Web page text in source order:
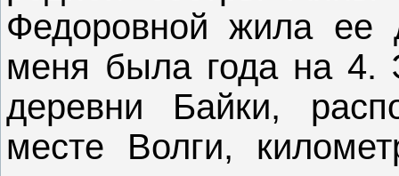
Федоровной жила ее
меня была года на 4.
деревни Байки,
месте Волги,